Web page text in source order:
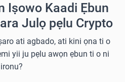
Iṣowo Kaadi Ẹbun
Julọ pẹlu Crypto
ati agbado, ati kini ọna ti o
yii ju pẹlu awọn ẹbun ti o ni
ironu?